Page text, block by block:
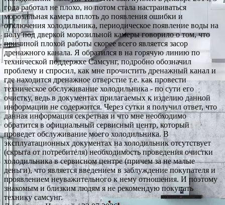
года работал не плохо, но потом стала настраиваться
морозильная камера вплоть до появления ошибки и
отключения холодильника, периодическое появление воды на
полу под дверкой морозильной камеры говорило о том, что
причиной плохой работы скорее всего является засор
дренажного канала. Я обратился в на горячую линию по
технической поддержке Самсунг, подробно обозначил
проблему и спросил, как мне прочистить дренажный канал и
где находится дренажное отверстие т.е. как провести
техническое обслуживание холодильника - по сути его
очистку, ведь в документах прилагаемых к изделию данной
информации не содержится. Через сутки я получил ответ, что
данная информация секретная и что мне необходимо
обратится в официальный сервисный центр, который
проведет обслуживание моего холодильника. В
эксплуатационных документах на холодильник отсутствует
(скрыта от потребителя) необходимость проведения очистки
холодильника в сервисном центре (причем за не малые
деньги), что является введением в заблуждение покупателя и
проявлением неуважительного к нему отношения. И поэтому
знакомым и близким людям я не рекомендую покупать
технику самсунг.